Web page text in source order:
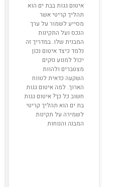
איטום גגות בבת ים הוא
תהליך קריטי אשר
מסייע לשמור על ערך
הנכס ועל התקינות
המבנית שלו. במדריך זה
נלמד כיצד איטום נכון
יכול למנוע נזקים
מצטברים ולהוות
השקעה כדאית לטווח
הארוך. למה איטום גגות
חשוב כל כך? איטום גגות
בת ים הוא תהליך קריטי
לשמירה על תקינות
המבנה והנוחות